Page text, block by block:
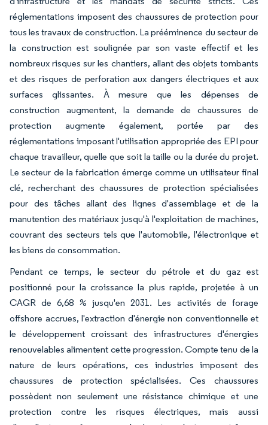
réglementations imposent des chaussures de protection pour
tous les travaux de construction. La prééminence du secteur de
la construction est soulignée par son vaste effectif et les
nombreux risques sur les chantiers, allant des objets tombants
et des risques de perforation aux dangers électriques et aux
surfaces glissantes. À mesure que les dépenses de
construction augmentent, la demande de chaussures de
protection augmente également, portée par des
réglementations imposant l'utilisation appropriée des EPI pour
chaque travailleur, quelle que soit la taille ou la durée du projet.
Le secteur de la fabrication émerge comme un utilisateur final
clé, recherchant des chaussures de protection spécialisées
pour des tâches allant des lignes d'assemblage et de la
manutention des matériaux jusqu'à l'exploitation de machines,
couvrant des secteurs tels que l'automobile, l'électronique et
les biens de consommation.
Pendant ce temps, le secteur du pétrole et du gaz est
positionné pour la croissance la plus rapide, projetée à un
CAGR de 6,68 % jusqu'en 2031. Les activités de forage
offshore accrues, l'extraction d'énergie non conventionnelle et
le développement croissant des infrastructures d'énergies
renouvelables alimentent cette progression. Compte tenu de la
nature de leurs opérations, ces industries imposent des
chaussures de protection spécialisées. Ces chaussures
possèdent non seulement une résistance chimique et une
protection contre les risques électriques, mais aussi